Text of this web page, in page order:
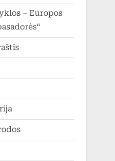
– Europos